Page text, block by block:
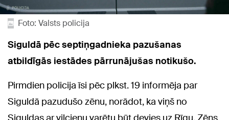
Foto: Valsts policija
Siguldā pēc septiņgadnieka pazušanas
atbildīgās iestādes pārrunājušas notikušo.
Pirmdien policija īsi pēc plkst. 19 informēja par
Siguldā pazudušo zēnu, norādot, ka viņš no